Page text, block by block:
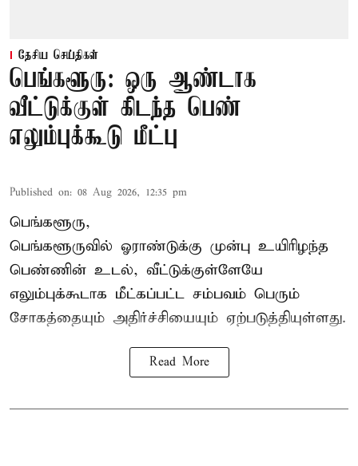
தேசிய செய்திகள்
பெங்களூரு: ஒரு ஆண்டாக
வீட்டுக்குள் கிடந்த பெண்
எலும்புக்கூடு மீட்பு
Published on: 08 Aug 2026, 12:35 pm
பெங்களூரு,
பெங்களூருவில் ஓராண்டுக்கு முன்பு உயிரிழந்த
பெண்ணின் உடல், வீட்டுக்குள்ளேயே
எலும்புக்கூடாக மீட்கப்பட்ட சம்பவம் பெரும்
சோகத்தையும் அதிர்ச்சியையும் ஏற்படுத்தியுள்ளது.
Read More